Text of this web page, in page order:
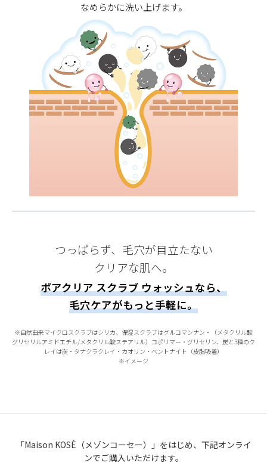
なめらかに洗い上げます。
つっぱらず、毛穴が目立たない
クリアな肌へ。
ポアクリア スクラブ ウォッシュなら、
毛穴ケアがもっと手軽に。
※自然由来マイクロスクラブはシリカ、保湿スクラブはグルコマンナン・（メタクリル酸
グリセリルアミドエチル/メタクリル酸ステアリル）コポリマー・グリセリン、炭と3種のク
レイは炭・タナクラクレイ・カオリン・ベントナイト（皮脂吸着）
※イメージ
「Maison KOSÈ（メゾンコーセー）」をはじめ、下記オンライ
ンでご購入いただけます。